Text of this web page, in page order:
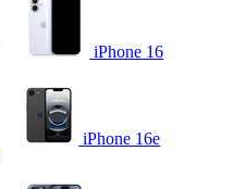
iPhone 16
iPhone 16e